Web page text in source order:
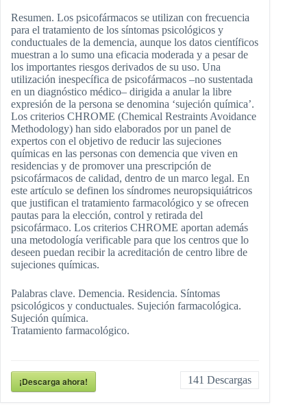
Resumen. Los psicofármacos se utilizan con frecuencia
para el tratamiento de los síntomas psicológicos y
conductuales de la demencia, aunque los datos científicos
muestran a lo sumo una eficacia moderada y a pesar de
los importantes riesgos derivados de su uso. Una
utilización inespecífica de psicofármacos –no sustentada
en un diagnóstico médico– dirigida a anular la libre
expresión de la persona se denomina ‘sujeción química’.
Los criterios CHROME (Chemical Restraints Avoidance
Methodology) han sido elaborados por un panel de
expertos con el objetivo de reducir las sujeciones
químicas en las personas con demencia que viven en
residencias y de promover una prescripción de
psicofármacos de calidad, dentro de un marco legal. En
este artículo se definen los síndromes neuropsiquiátricos
que justifican el tratamiento farmacológico y se ofrecen
pautas para la elección, control y retirada del
psicofármaco. Los criterios CHROME aportan además
una metodología verificable para que los centros que lo
deseen puedan recibir la acreditación de centro libre de
sujeciones químicas.
Palabras clave. Demencia. Residencia. Síntomas
psicológicos y conductuales. Sujeción farmacológica.
Sujeción química.
Tratamiento farmacológico.
¡Descarga ahora! 141 Descargas